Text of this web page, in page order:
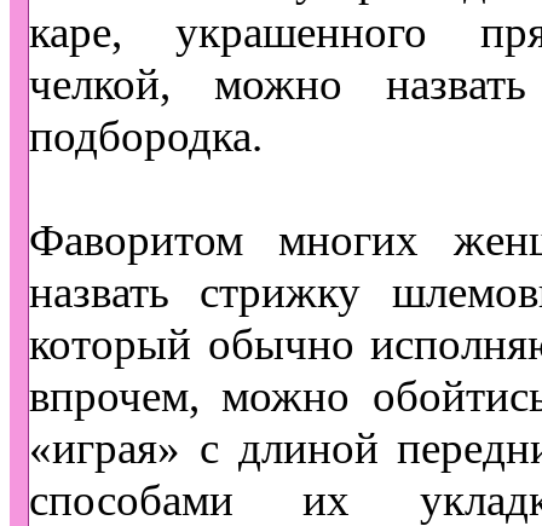
каре, украшенного
челкой, можно
подбородка.
Фаворитом многих
назвать стрижку
который обычно
впрочем, можно
«играя» с длиной
способами их